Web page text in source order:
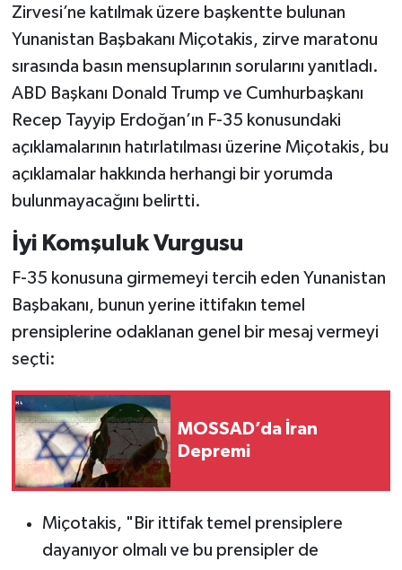
Zirvesi’ne katılmak üzere başkentte bulunan
Yunanistan Başbakanı Miçotakis, zirve maratonu
sırasında basın mensuplarının sorularını yanıtladı.
ABD Başkanı Donald Trump ve Cumhurbaşkanı
Recep Tayyip Erdoğan’ın F-35 konusundaki
açıklamalarının hatırlatılması üzerine Miçotakis, bu
açıklamalar hakkında herhangi bir yorumda
bulunmayacağını belirtti.
İyi Komşuluk Vurgusu
F-35 konusuna girmemeyi tercih eden Yunanistan
Başbakanı, bunun yerine ittifakın temel
prensiplerine odaklanan genel bir mesaj vermeyi
seçti:
MOSSAD’da İran
Depremi
Miçotakis, "Bir ittifak temel prensiplere
dayanıyor olmalı ve bu prensipler de